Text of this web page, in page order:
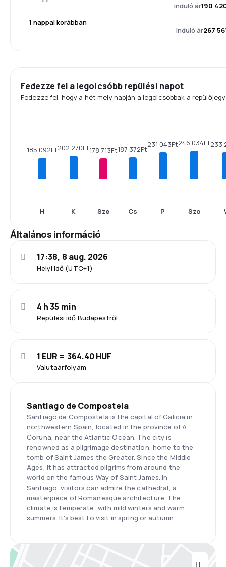
induló ár190
1 nappal korábban
induló ár267
Fedezze fel a legolcsóbb repülési napot
Fedezze fel, hogy a hét mely napján a legolcsóbbak a
185 092Ft
H
202 270Ft
K
178 713Ft
Sze
187 372Ft
Cs
231 043Ft
P
246 034Ft
Szo
233
Általános információ
Helyi idő (UTC+1)
17:38, 8 aug. 2026
Repülési idő Budapestről
4 h 35 min
Valutaárfolyam
1 EUR = 364.40 HUF
Santiago de Compostela
Santiago de Compostela is the capital of Galicia in
northwestern Spain, located in the province of A
Coruña, near the Atlantic Ocean. The city is
renowned as a pilgrimage destination, home to the
tomb of Saint James the Greater. Since the Middle
Ages, it has attracted pilgrims from around the
world on the famous Way of Saint James. In
Santiago, visitors can admire the cathedral, a
masterpiece of Romanesque architecture. The
climate is temperate, with mild winters and warm
summers. It's best to visit in spring or autumn.